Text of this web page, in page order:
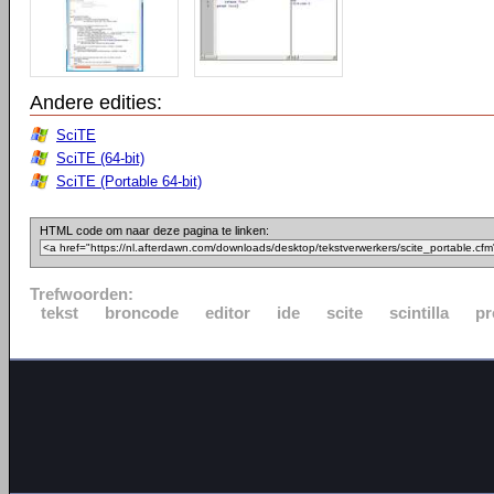
Andere edities:
SciTE
SciTE (64-bit)
SciTE (Portable 64-bit)
HTML code om naar deze pagina te linken:
Trefwoorden:
tekst
broncode editor ide scite scintilla